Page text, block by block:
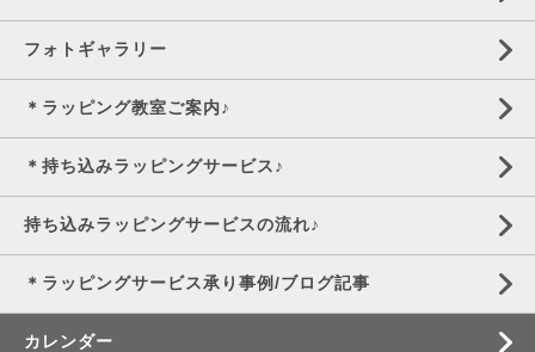
フォトギャラリー
＊ラッピング教室ご案内♪
＊持ち込みラッピングサービス♪
持ち込みラッピングサービスの流れ♪
＊ラッピングサービス承り事例/ブログ記事
カレンダー